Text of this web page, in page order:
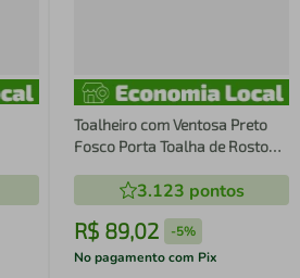
Toalheiro com Ventosa Preto
Fosco Porta Toalha de Rosto
3.123 pontos
R$ 89,02 -5%
No pagamento com Pix